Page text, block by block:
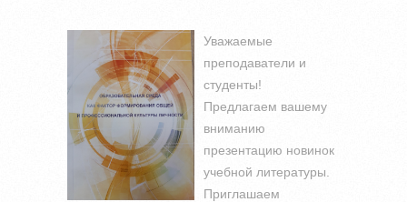
Уважаемые
преподаватели и
студенты!
Предлагаем вашему
вниманию
презентацию новинок
учебной литературы.
Приглашаем